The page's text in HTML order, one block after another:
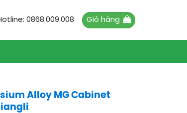
0868.009.008 Giỏ hàng
Alloy MG Cabinet